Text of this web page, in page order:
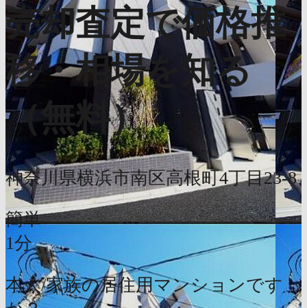
売却査定で価格推
移・相場を知る
（無料）
神奈川県横浜市南区高根町4丁目23-8
簡単
1分
本人/家族の居住用マンションです